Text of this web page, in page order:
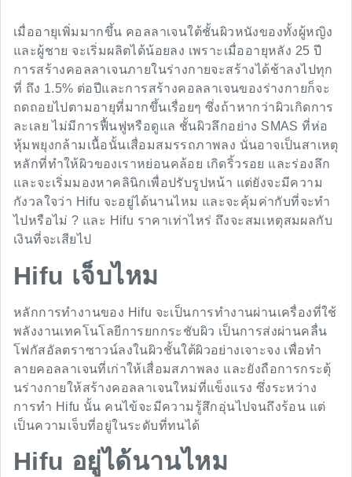
เมื่ออายุเพิ่มมากขึ้น คอลลาเจนใต้ชั้นผิวหนังของทั้งผู้หญิง
และผู้ชาย จะเริ่มผลิตได้น้อยลง เพราะเมื่ออายุหลัง 25 ปี
การสร้างคอลลาเจนภายในร่างกายจะสร้างได้ช้าลงไปทุก
ที่ ถึง 1.5% ต่อปีและการสร้างคอลลาเจนของร่างกายก็จะ
ถดถอยไปตามอายุที่มากขึ้นเรื่อยๆ ซึ่งถ้าหากว่าผิวเกิดการ
ละเลย ไม่มีการฟื้นฟูหรือดูแล ชั้นผิวลึกอย่าง SMAS ที่ห่อ
หุ้มพยุงกล้ามเนื้อนั้นเสื่อมสมรรถภาพลง นั่นอาจเป็นสาเหตุ
หลักที่ทำให้ผิวของเราหย่อนคล้อย เกิดริ้วรอย และร่องลึก
และจะเริ่มมองหาคลินิกเพื่อปรับรูปหน้า แต่ยังจะมีความ
กังวลใจว่า Hifu จะอยู่ได้นานไหม และจะคุ้มค่ากับที่จะทำ
ไปหรือไม่ ? และ Hifu ราคาเท่าไหร่ ถึงจะสมเหตุสมผลกับ
เงินที่จะเสียไป
Hifu เจ็บไหม
หลักการทำงานของ Hifu จะเป็นการทำงานผ่านเครื่องที่ใช้
พลังงานเทคโนโลยีการยกกระชับผิว เป็นการส่งผ่านคลื่น
โฟกัสอัลตราซาวน์ลงในผิวชั้นใต้ผิวอย่างเจาะจง เพื่อทำ
ลายคอลลาเจนที่เก่าให้เสื่อมสภาพลง และยังถือการกระตุ้
นร่างกายให้สร้างคอลลาเจนใหม่ที่แข็งแรง ซึ่งระหว่าง
การทำ Hifu นั้น คนไข้จะมีความรู้สึกอุ่นไปจนถึงร้อน แต่
เป็นความเจ็บที่อยู่ในระดับที่ทนได้
Hifu อยู่ได้นานไหม